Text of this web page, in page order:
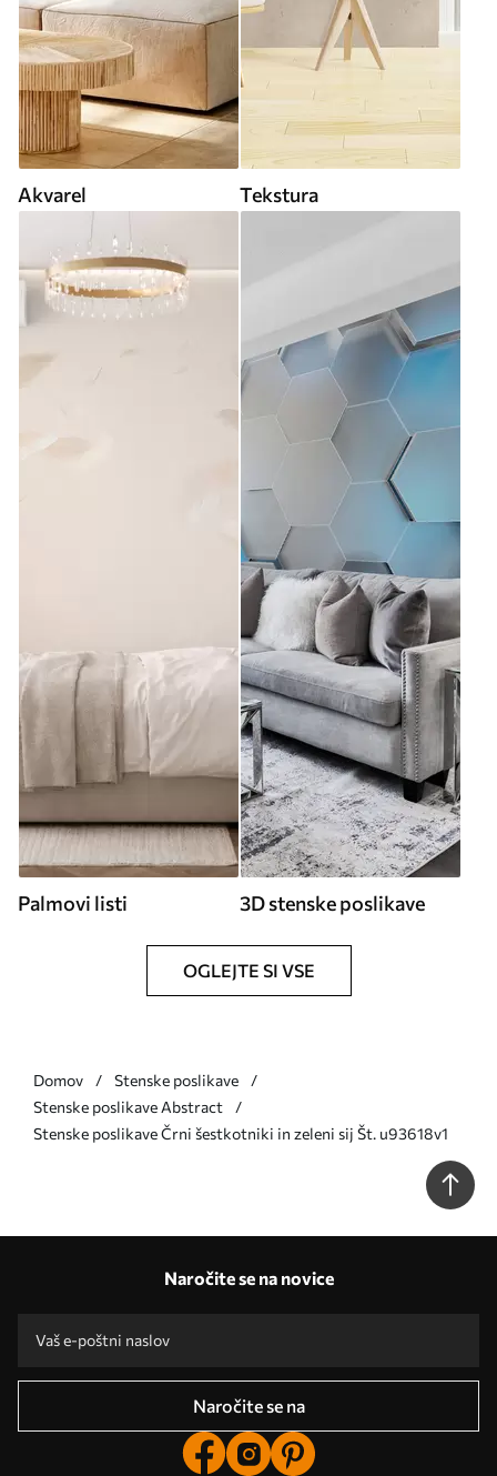
Akvarel Tekstura
Palmovi listi 3D stenske poslikave
OGLEJTE SI VSE
Domov
Stenske poslikave
Stenske poslikave Abstract
Stenske poslikave Črni šestkotniki in zeleni sij Št. u93618v1
Naročite se na novice
Naročite se na